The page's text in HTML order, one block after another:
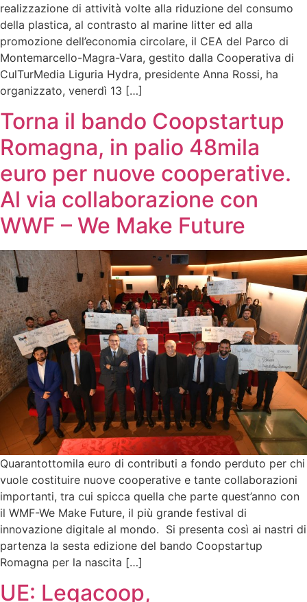
realizzazione di attività volte alla riduzione del consumo
della plastica, al contrasto al marine litter ed alla
promozione dell’economia circolare, il CEA del Parco di
Montemarcello-Magra-Vara, gestito dalla Cooperativa di
CulTurMedia Liguria Hydra, presidente Anna Rossi, ha
organizzato, venerdì 13 […]
Torna il bando Coopstartup
Romagna, in palio 48mila
euro per nuove cooperative.
Al via collaborazione con
WWF – We Make Future
Quarantottomila euro di contributi a fondo perduto per chi
vuole costituire nuove cooperative e tante collaborazioni
importanti, tra cui spicca quella che parte quest’anno con
il WMF-We Make Future, il più grande festival di
innovazione digitale al mondo. Si presenta così ai nastri di
partenza la sesta edizione del bando Coopstartup
Romagna per la nascita […]
UE: Legacoop,